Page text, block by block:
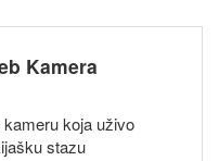
Kamera
koja uživo
stazu